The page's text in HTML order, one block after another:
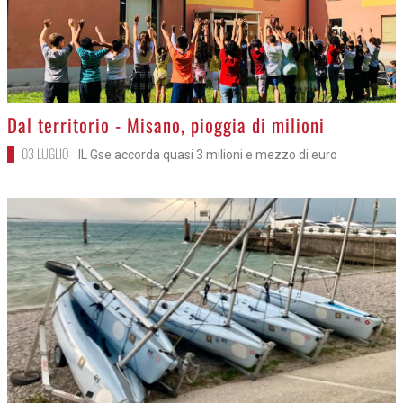
>
Dal territorio - Misano, pioggia di milioni
03 LUGLIO IL Gse accorda quasi 3 milioni e mezzo di euro